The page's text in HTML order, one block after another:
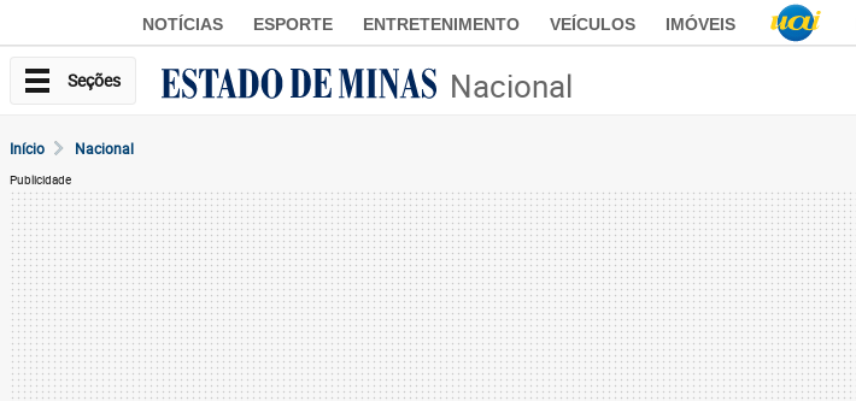
NOTÍCIAS ESPORTE ENTRETENIMENTO VEÍCULOS IMÓVEIS
Seções Nacional
Início Nacional
Publicidade